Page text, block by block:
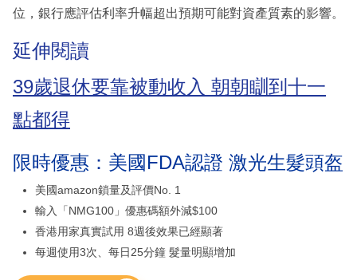
位，銀行應評估利率升幅超出預期可能對資產質素的影響。
延伸閱讀
39歲退休要靠被動收入 朝朝瞓到十一
點都得
限時優惠：美國FDA認證 激光生髮頭盔
美國amazon鎖量及評價No. 1
輸入「NMG100」優惠碼額外減$100
香港用家真實試用 8週後效果已經顯著
每週使用3次、每日25分鐘 髮量明顯增加